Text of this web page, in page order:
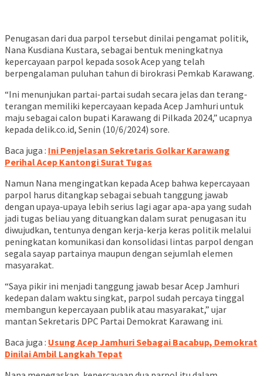
Penugasan dari dua parpol tersebut dinilai pengamat politik,
Nana Kusdiana Kustara, sebagai bentuk meningkatnya
kepercayaan parpol kepada sosok Acep yang telah
berpengalaman puluhan tahun di birokrasi Pemkab Karawang.
“Ini menunjukan partai-partai sudah secara jelas dan terang-
terangan memiliki kepercayaan kepada Acep Jamhuri untuk
maju sebagai calon bupati Karawang di Pilkada 2024,” ucapnya
kepada delik.co.id, Senin (10/6/2024) sore.
Baca juga : Ini Penjelasan Sekretaris Golkar Karawang
Perihal Acep Kantongi Surat Tugas
Namun Nana mengingatkan kepada Acep bahwa kepercayaan
parpol harus ditangkap sebagai sebuah tanggung jawab
dengan upaya-upaya lebih serius lagi agar apa-apa yang sudah
jadi tugas beliau yang dituangkan dalam surat penugasan itu
diwujudkan, tentunya dengan kerja-kerja keras politik melalui
peningkatan komunikasi dan konsolidasi lintas parpol dengan
segala sayap partainya maupun dengan sejumlah elemen
masyarakat.
“Saya pikir ini menjadi tanggung jawab besar Acep Jamhuri
kedepan dalam waktu singkat, parpol sudah percaya tinggal
membangun kepercayaan publik atau masyarakat,” ujar
mantan Sekretaris DPC Partai Demokrat Karawang ini.
Baca juga : Usung Acep Jamhuri Sebagai Bacabup, Demokrat
Dinilai Ambil Langkah Tepat